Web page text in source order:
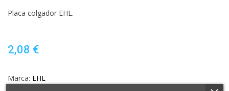
Placa colgador EHL.
2,08 €
Marca: EHL